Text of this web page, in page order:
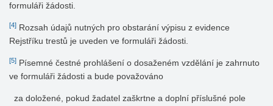
formuláři žádosti.
[4] Rozsah údajů nutných pro obstarání výpisu z evidence
Rejstříku trestů je uveden ve formuláři žádosti.
[5] Písemné čestné prohlášení o dosaženém vzdělání je zahrnuto
ve formuláři žádosti a bude považováno
za doložené, pokud žadatel zaškrtne a doplní příslušné pole